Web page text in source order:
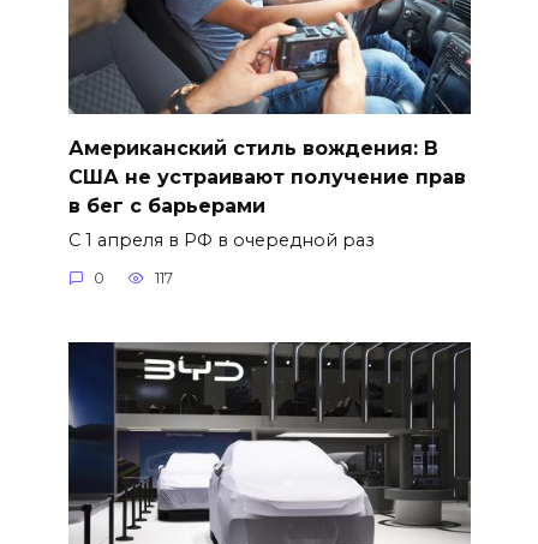
Американский стиль вождения: В
США не устраивают получение прав
в бег с барьерами
С 1 апреля в РФ в очередной раз
0 117